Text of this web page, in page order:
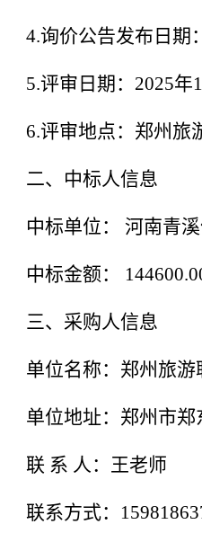
4.询价公告发布日期：
5.评审日期： 2025年
6.评审地点：郑州旅
二、中标人信息
中标单位： 河南青
中标金额：
三、采购人信息
单位名称：郑州旅游
单位地址：郑州市
联 系 人：王老师
联系方式：